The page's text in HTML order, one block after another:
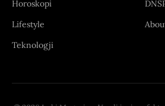
Horoskopi
Lifestyle
Teknologji